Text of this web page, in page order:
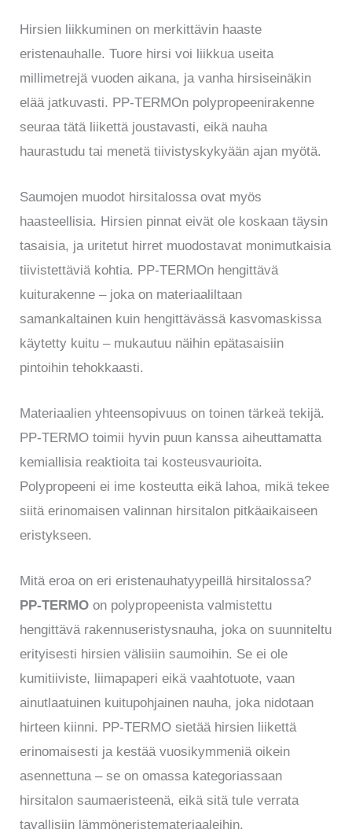
Hirsien liikkuminen on merkittävin haaste
eristenauhalle. Tuore hirsi voi liikkua useita
millimetrejä vuoden aikana, ja vanha hirsiseinäkin
elää jatkuvasti. PP-TERMOn polypropeenirakenne
seuraa tätä liikettä joustavasti, eikä nauha
haurastudu tai menetä tiivistyskykyään ajan myötä.
Saumojen muodot hirsitalossa ovat myös
haasteellisia. Hirsien pinnat eivät ole koskaan täysin
tasaisia, ja uritetut hirret muodostavat monimutkaisia
tiivistettäviä kohtia. PP-TERMOn hengittävä
kuiturakenne – joka on materiaaliltaan
samankaltainen kuin hengittävässä kasvomaskissa
käytetty kuitu – mukautuu näihin epätasaisiin
pintoihin tehokkaasti.
Materiaalien yhteensopivuus on toinen tärkeä tekijä.
PP-TERMO toimii hyvin puun kanssa aiheuttamatta
kemiallisia reaktioita tai kosteusvaurioita.
Polypropeeni ei ime kosteutta eikä lahoa, mikä tekee
siitä erinomaisen valinnan hirsitalon pitkäaikaiseen
eristykseen.
Mitä eroa on eri eristenauhatyypeillä hirsitalossa?
PP-TERMO on polypropeenista valmistettu
hengittävä rakennuseristysnauha, joka on suunniteltu
erityisesti hirsien välisiin saumoihin. Se ei ole
kumitiiviste, liimapaperi eikä vaahtotuote, vaan
ainutlaatuinen kuitupohjainen nauha, joka nidotaan
hirteen kiinni. PP-TERMO sietää hirsien liikettä
erinomaisesti ja kestää vuosikymmeniä oikein
asennettuna – se on omassa kategoriassaan
hirsitalon saumaeristeenä, eikä sitä tule verrata
tavallisiin lämmöneristemateriaaleihin.